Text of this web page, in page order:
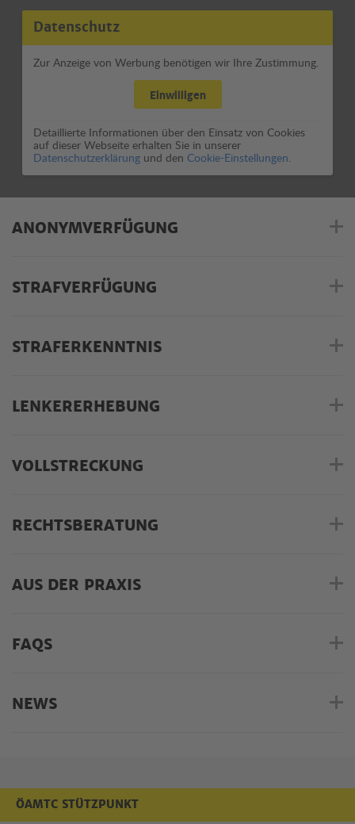
Datenschutz
Zur Anzeige von Werbung benötigen wir Ihre Zustimmung.
Einwilligen
Detaillierte Informationen über den Einsatz von Cookies
auf dieser Webseite erhalten Sie in unserer
Datenschutzerklärung und den Cookie-Einstellungen.
ANONYMVERFÜGUNG
STRAFVERFÜGUNG
STRAFERKENNTNIS
LENKERERHEBUNG
VOLLSTRECKUNG
RECHTSBERATUNG
AUS DER PRAXIS
FAQS
NEWS
ÖAMTC STÜTZPUNKT